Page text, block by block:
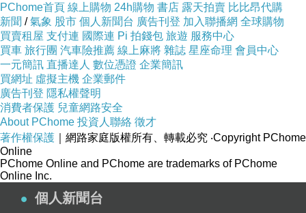
PChome首頁 線上購物 24h購物 書店 露天拍賣 比比昂代購
新聞 /氣象 股市 個人新聞台 廣告刊登 加入聯播網 全球購物
買賣租屋 支付連 國際連 Pi 拍錢包 旅遊 服務中心
買車 旅行團 汽車險推薦 線上麻將 雜誌 星座命理 會員中心
一元簡訊 直播達人 數位憑證 企業簡訊
買網址 虛擬主機 企業郵件
廣告刊登 隱私權聲明
消費者保護 兒童網路安全
About PChome 投資人聯絡 徵才
著作權保護 ｜網路家庭版權所有、轉載必究 ‧Copyright PChome
Online
PChome Online and PChome are trademarks of PChome
Online Inc.
個人新聞台